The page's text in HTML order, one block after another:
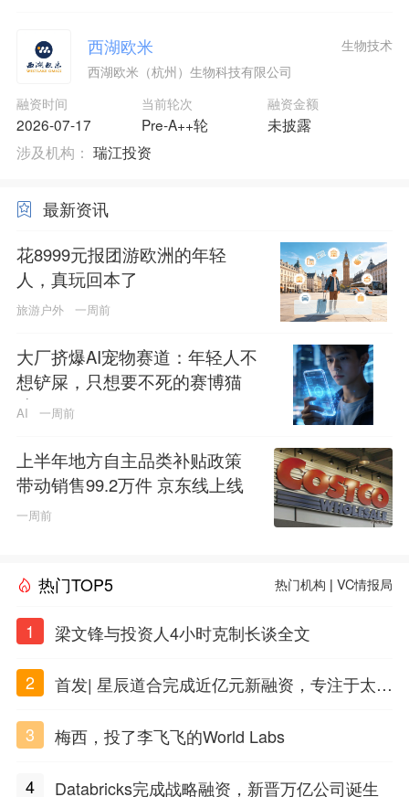
西湖欧米
西湖欧米（杭州）生物科技有限公司
融资时间
2026-07-17
当前轮次
Pre-A++轮
融资金额
未披露
生物技术
涉及机构： 瑞江投资
最新资讯
花8999元报团游欧洲的年轻
人，真玩回本了
旅游户外 一周前
大厂挤爆AI宠物赛道：年轻人不
想铲屎，只想要不死的赛博猫
咪？
AI 一周前
上半年地方自主品类补贴政策
带动销售99.2万件 京东线上线
下全面承接补贴落地
一周前
热门TOP5 热门机构 |VC情报局
1 梁文锋与投资人4小时克制长谈全文
2
首发| 星辰道合完成近亿元新融资，专注于太空
3
梅西，投了李飞飞的World Labs
4 Databricks完成战略融资，新晋万亿公司诞生